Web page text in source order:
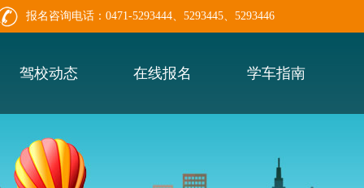
报名咨询电话：0471-5293444、5293445、5293446
驾校动态 在线报名 学车指南